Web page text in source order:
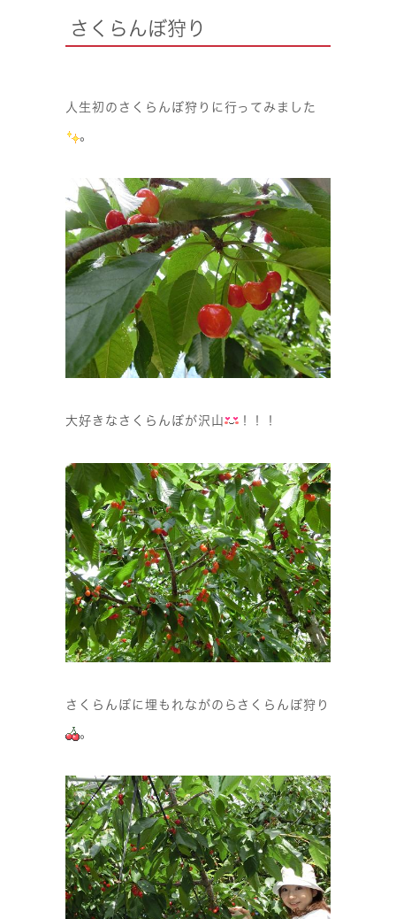
さくらんぼ狩り
人生初のさくらんぼ狩りに行ってみました
。
大好きなさくらんぼが沢山 ！！！
さくらんぼに埋もれながのらさくらんぼ狩り
。